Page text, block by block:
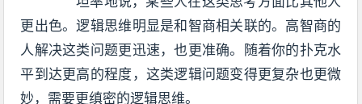
更出色。逻辑思维明显是和智商相关联的。高智商的
人解决这类问题更迅速，也更准确。随着你的扑克水
平到达更高的程度，这类逻辑问题变得更复杂也更微
妙，需要更缜密的逻辑思维。